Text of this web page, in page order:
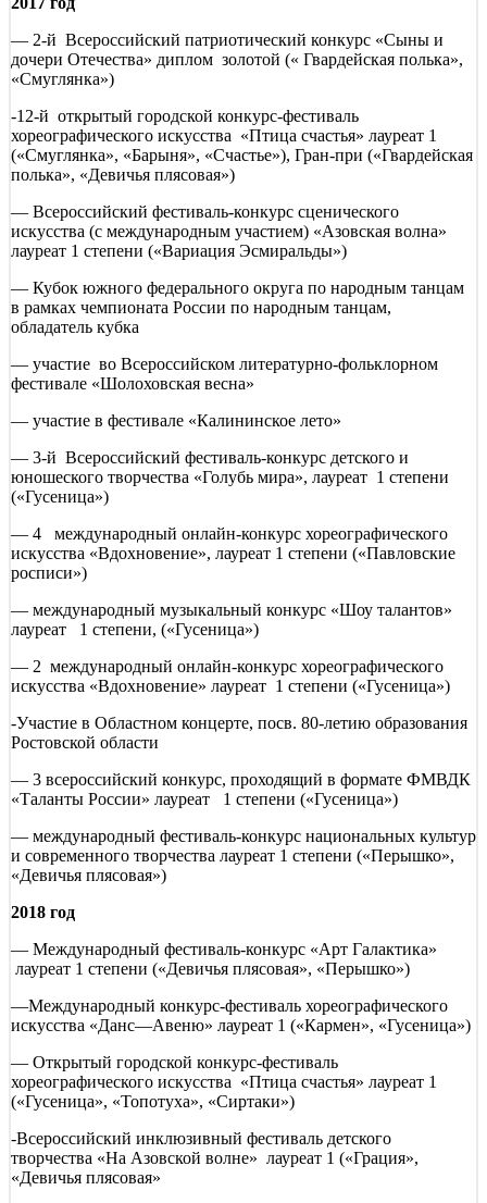
— 2-й Всероссийский патриотический конкурс «Сыны и
дочери Отечества» диплом золотой (« Гвардейская полька»,
«Смуглянка»)
-12-й открытый городской конкурс-фестиваль
хореографического искусства «Птица счастья» лауреат 1
(«Смуглянка», «Барыня», «Счастье»), Гран-при («Гвардейская
полька», «Девичья плясовая»)
— Всероссийский фестиваль-конкурс сценического
искусства (с международным участием) «Азовская волна»
лауреат 1 степени («Вариация Эсмиральды»)
— Кубок южного федерального округа по народным танцам
в рамках чемпионата России по народным танцам,
обладатель кубка
— участие во Всероссийском литературно-фольклорном
фестивале «Шолоховская весна»
— участие в фестивале «Калининское лето»
— 3-й Всероссийский фестиваль-конкурс детского и
юношеского творчества «Голубь мира», лауреат 1 степени
(«Гусеница»)
— 4 международный онлайн-конкурс хореографического
искусства «Вдохновение», лауреат 1 степени («Павловские
росписи»)
— международный музыкальный конкурс «Шоу талантов»
лауреат 1 степени, («Гусеница»)
— 2 международный онлайн-конкурс хореографического
искусства «Вдохновение» лауреат 1 степени («Гусеница»)
-Участие в Областном концерте, посв. 80-летию образования
Ростовской области
— 3 всероссийский конкурс, проходящий в формате ФМВДК
«Таланты России» лауреат 1 степени («Гусеница»)
— международный фестиваль-конкурс национальных культур
и современного творчества лауреат 1 степени («Перышко»,
«Девичья плясовая»)
2018 год
— Международный фестиваль-конкурс «Арт Галактика»
лауреат 1 степени («Девичья плясовая», «Перышко»)
—Международный конкурс-фестиваль хореографического
искусства «Данс—Авеню» лауреат 1 («Кармен», «Гусеница»)
— Открытый городской конкурс-фестиваль
хореографического искусства «Птица счастья» лауреат 1
(«Гусеница», «Топотуха», «Сиртаки»)
-Всероссийский инклюзивный фестиваль детского
творчества «На Азовской волне» лауреат 1 («Грация»,
«Девичья плясовая»